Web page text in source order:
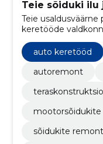
Teie sõiduki ilu
Teie
keretööde
auto keretööd
autoremont
sõidukite remont